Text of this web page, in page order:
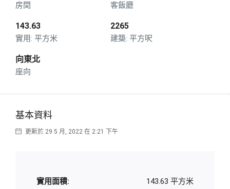
房間 客飯廳
143.63
平方米
2265
平方呎
向東北
座向
基本資料
更新於 29 5 月, 2022 在 2:21 下午
實用面積: 143.63 平方米